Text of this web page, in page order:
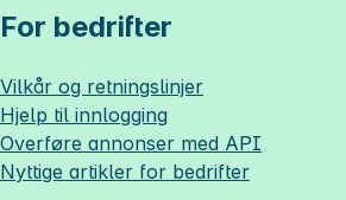
For bedrifter
Vilkår og retningslinjer
Hjelp til innlogging
Overføre annonser med API
Nyttige artikler for bedrifter